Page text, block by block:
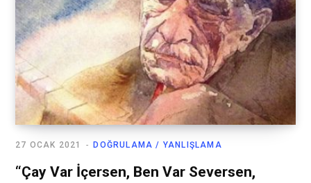
DOĞRULAMA / YANLIŞLAMA
27 OCAK 2021
“Çay Var İçersen, Ben Var Seversen,